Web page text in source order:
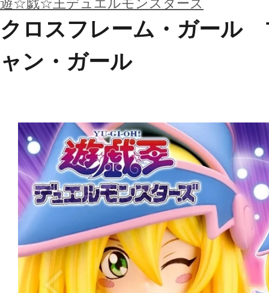
遊☆戯☆王デュエルモンスターズ
クロスフレーム・ガール
ャン・ガール